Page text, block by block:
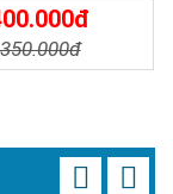
Light 300W